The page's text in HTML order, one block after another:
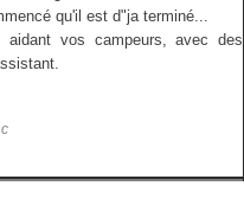
qu'il est d"ja terminé...
vos campeurs, avec des